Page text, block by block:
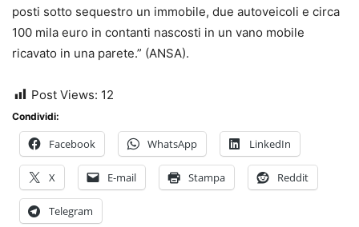
posti sotto sequestro un immobile, due autoveicoli e circa
100 mila euro in contanti nascosti in un vano mobile
ricavato in una parete.” (ANSA).
Post Views: 12
Condividi:
Facebook WhatsApp LinkedIn
X E-mail Stampa Reddit
Telegram